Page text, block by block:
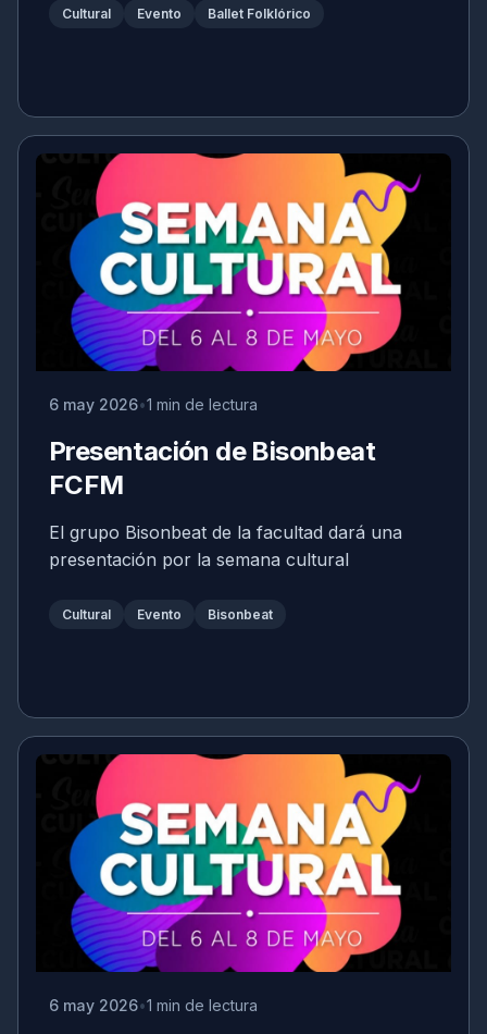
Cultural Evento Ballet Folklórico
6 may 2026 1 min de lectura
Presentación de Bisonbeat
FCFM
El grupo Bisonbeat de la facultad dará una
presentación por la semana cultural
Cultural Evento Bisonbeat
6 may 2026 1 min de lectura